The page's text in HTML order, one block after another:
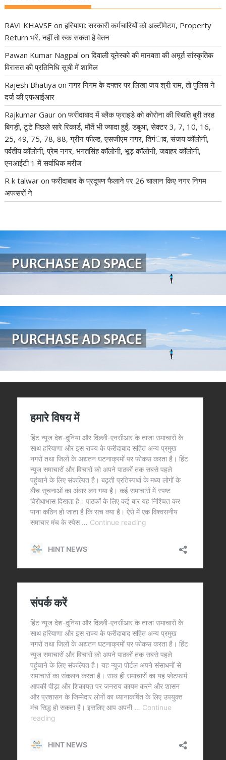
RAVI KHAVSE onहरियाणा: सरकारी कर्मचारियों को अल्टीमेटम, Property
Return भरें, नहीं तो रुक सकता है वेतन
Pawan Kumar Nagpal onदिवाली यूनेस्को की मानवता की अमूर्त सांस्कृतिक
विरासत की प्रतिनिधि सूची में शामिल
Rajesh Bhatiya onनगर निगम के दफ्तर पर लिखा जय श्री राम, तो पुलिस ने
दर्ज की एफआईआर
Rajkumar Gaur onफरीदाबाद में ब्लैक फ्राइडे को कोरोना की स्थिति बुरी तरह
बिगड़ी, टूटे पिछले सारे रिकार्ड, मौतें भी ज्यादा हुईं, डबुआ, सेक्टर 3, 7, 10, 16,
25, 49, 75, 78, 88, ग्रीन फील्ड, एसजीएम नगर, तिगंाव, संजय कॉलोनी,
पर्वतीय कॉलोनी, प्रेम नगर, भगतसिंह कॉलोनी, भूड़ कॉलोनी, जवाहर कॉलोनी,
एनआईटी 1 में सर्वाधिक मरीज
R k talwar onफरीदाबाद के प्रदूषण फैलाने पर 26 चालान किए नगर निगम
अफसरों ने